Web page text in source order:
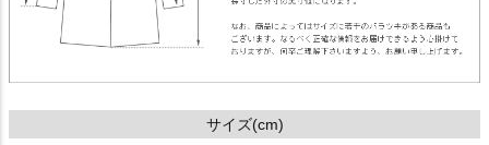
サイズ(cm)